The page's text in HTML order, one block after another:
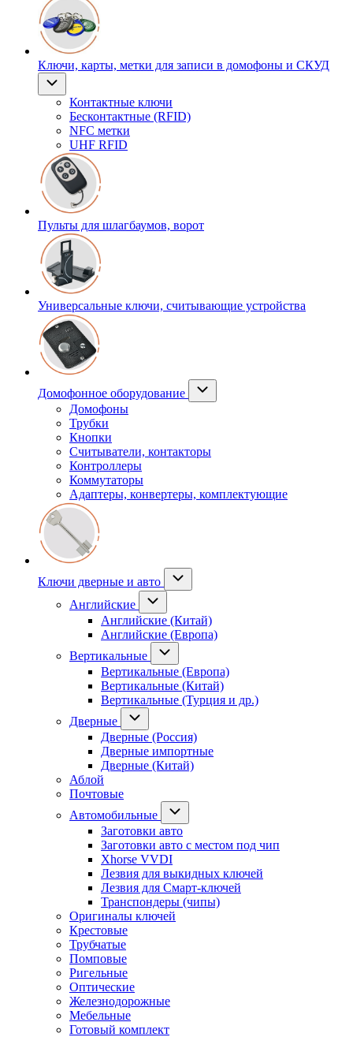
Ключи, карты, метки для записи в домофоны и СКУД
Контактные ключи
Бесконтактные (RFID)
NFC метки
UHF RFID
Пульты для шлагбаумов, ворот
Универсальные ключи, считывающие устройства
Домофонное оборудование
Домофоны
Трубки
Кнопки
Считыватели, контакторы
Контроллеры
Коммутаторы
Адаптеры, конвертеры, комплектующие
Ключи дверные и авто
Английские
Английские (Китай)
Английские (Европа)
Вертикальные
Вертикальные (Европа)
Вертикальные (Китай)
Вертикальные (Турция и др.)
Дверные
Дверные (Россия)
Дверные импортные
Дверные (Китай)
Аблой
Почтовые
Автомобильные
Заготовки авто
Заготовки авто с местом под чип
Xhorse VVDI
Лезвия для выкидных ключей
Лезвия для Смарт-ключей
Транспондеры (чипы)
Оригиналы ключей
Крестовые
Трубчатые
Помповые
Ригельные
Оптические
Железнодорожные
Мебельные
Готовый комплект